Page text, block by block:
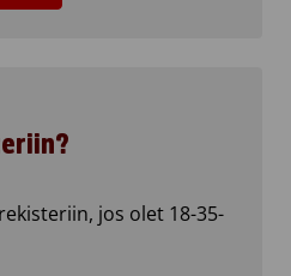
jos olet 18-35-